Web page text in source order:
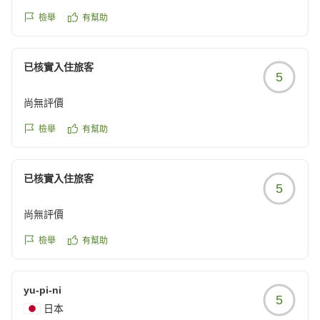
檢舉 有幫助
已核實入住旅客
5
尚無評價
檢舉 有幫助
已核實入住旅客
5
尚無評價
檢舉 有幫助
yu-pi-ni
日本
5